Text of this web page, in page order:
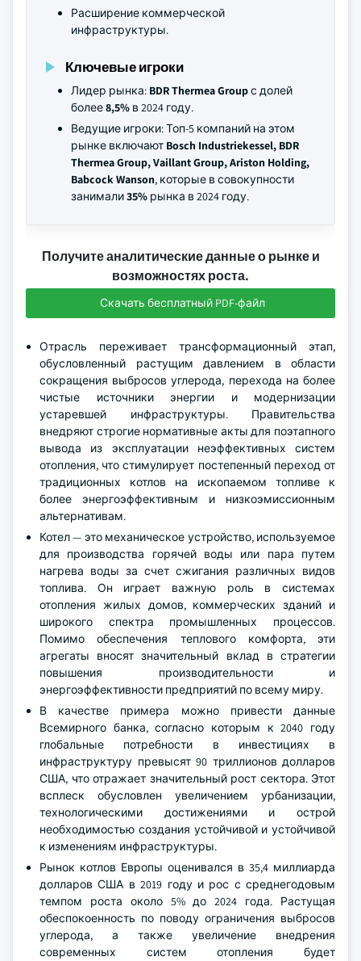
Расширение коммерческой
инфраструктуры.
Ключевые игроки
Лидер рынка: BDR Thermea Groupс долей
более8,5% в 2024 году.
Ведущие игроки: Топ-5 компаний на этом
рынке включают Bosch Industriekessel, BDR
Thermea Group, Vaillant Group, Ariston Holding,
Babcock Wanson, которые в совокупности
занимали35% рынка в 2024 году.
Получите аналитические данные о рынке и
возможностях роста.
Скачать бесплатный PDF-файл
Отрасль переживает трансформационный этап,
обусловленный растущим давлением в области
сокращения выбросов углерода, перехода на более
чистые источники энергии и модернизации
устаревшей инфраструктуры. Правительства
внедряют строгие нормативные акты для поэтапного
вывода из эксплуатации неэффективных систем
отопления, что стимулирует постепенный переход от
традиционных котлов на ископаемом топливе к
более энергоэффективным и низкоэмиссионным
альтернативам.
Котел — это механическое устройство, используемое
для производства горячей воды или пара путем
нагрева воды за счет сжигания различных видов
топлива. Он играет важную роль в системах
отопления жилых домов, коммерческих зданий и
широкого спектра промышленных процессов.
Помимо обеспечения теплового комфорта, эти
агрегаты вносят значительный вклад в стратегии
повышения производительности и
энергоэффективности предприятий по всему миру.
В качестве примера можно привести данные
Всемирного банка, согласно которым к 2040 году
глобальные потребности в инвестициях в
инфраструктуру превысят 90 триллионов долларов
США, что отражает значительный рост сектора. Этот
всплеск обусловлен увеличением урбанизации,
технологическими достижениями и острой
необходимостью создания устойчивой и устойчивой
к изменениям инфраструктуры.
Рынок котлов Европы оценивался в 35,4 миллиарда
долларов США в 2019 году и рос с среднегодовым
темпом роста около 5% до 2024 года. Растущая
обеспокоенность по поводу ограничения выбросов
углерода, а также увеличение внедрения
современных систем отопления будет